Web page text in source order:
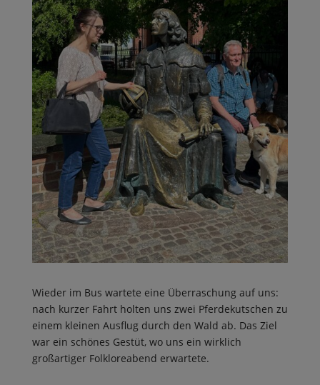
Wieder im Bus wartete eine Überraschung auf uns:
nach kurzer Fahrt holten uns zwei Pferdekutschen zu
einem kleinen Ausflug durch den Wald ab. Das Ziel
war ein schönes Gestüt, wo uns ein wirklich
großartiger Folkloreabend erwartete.